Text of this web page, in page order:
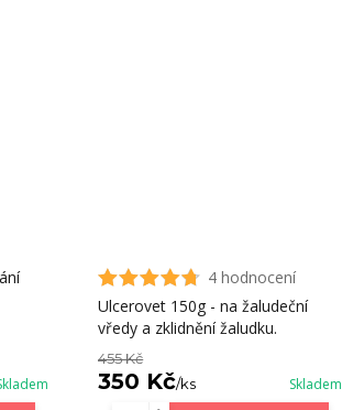
4 hodnocení
Ulcerovet 150g - na žaludeční
vředy a zklidnění žaludku.
455 Kč
350 Kč/ks Skladem